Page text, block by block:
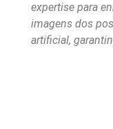
expertise para
imagens dos
artificial,